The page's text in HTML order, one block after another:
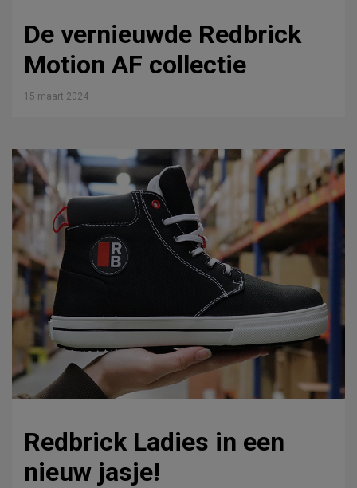
De vernieuwde Redbrick
Motion AF collectie
15 maart 2024
Redbrick Ladies in een
nieuw jasje!